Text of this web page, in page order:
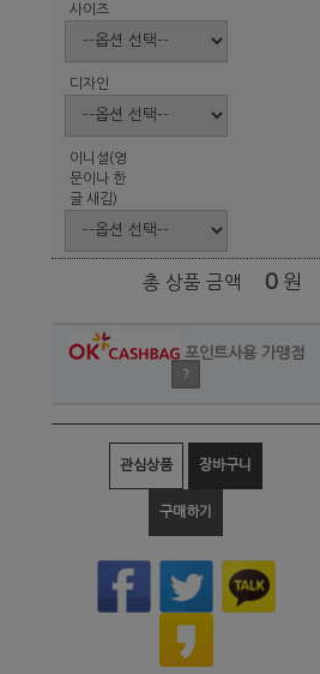
사이즈
디자인
이니셜(영
문이나 한
글 새김)
총 상품 금액 0 원
포인트사용 가맹점
?
관심상품 장바구니
구매하기